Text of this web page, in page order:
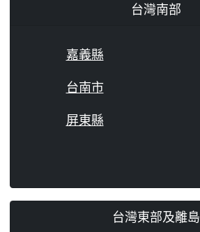
台灣南部
嘉義縣
台南市
屏東縣
台灣東部及離島